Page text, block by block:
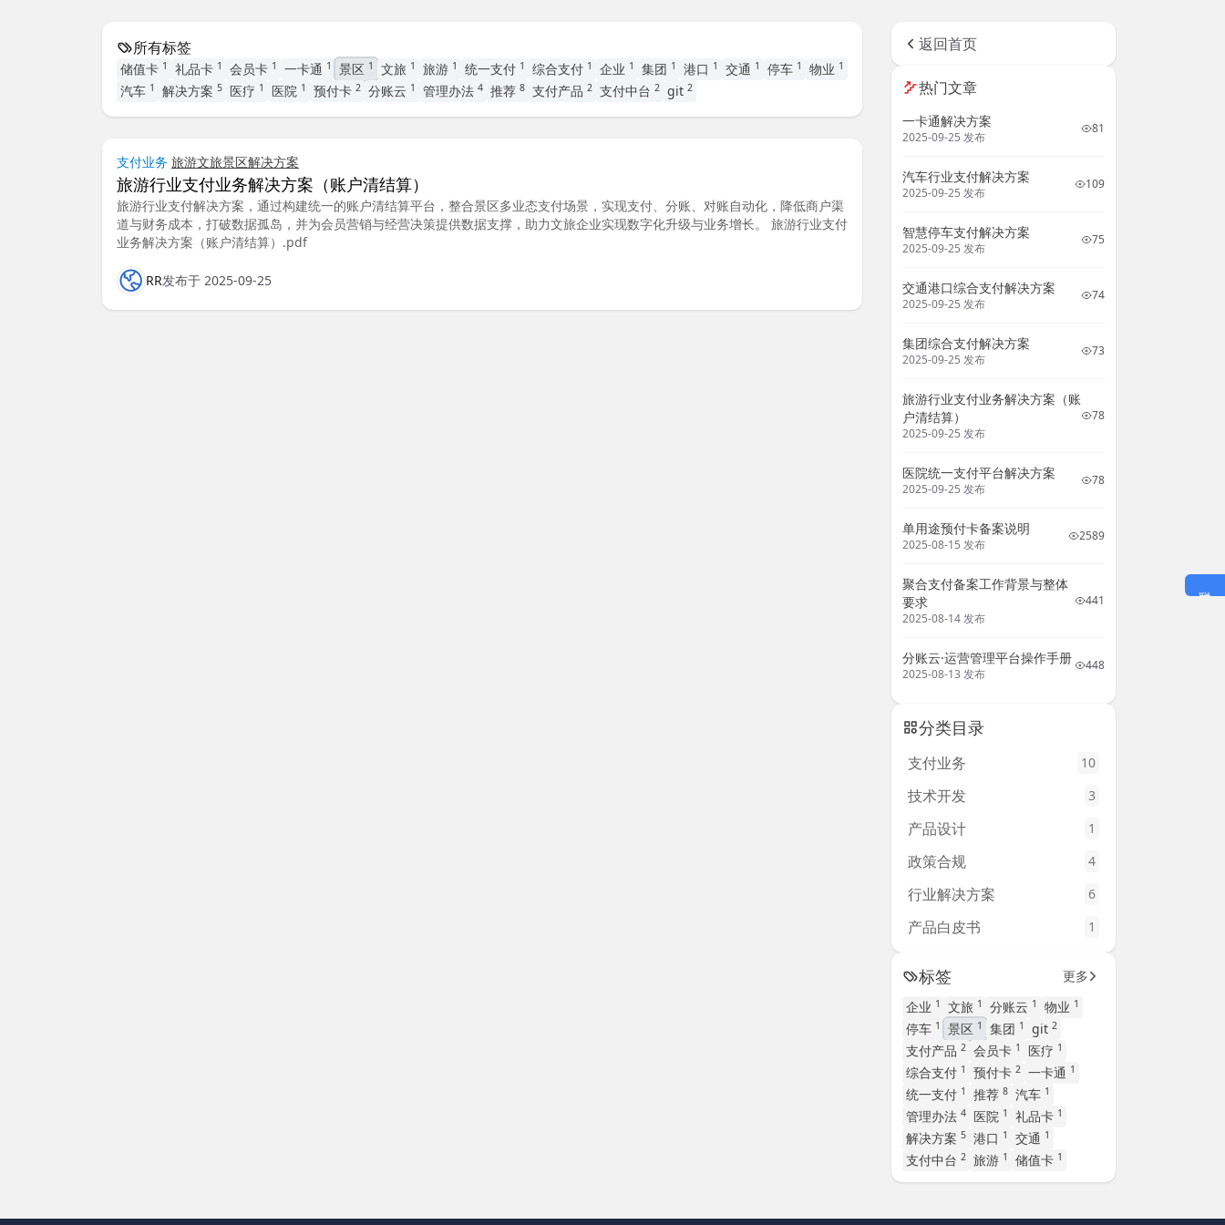
所有标签
储值卡 1 礼品卡 1 会员卡 1 一卡通 1 景区 1 文旅 1 旅游 1 统一支付 1 综合支付 1 企业 1 集团 1 港口 1 交通 1 停车 1 物业 1
汽车 1 解决方案 5 医疗 1 医院 1 预付卡 2 分账云 1 管理办法 4 推荐 8 支付产品 2 支付中台 2 git 2
支付业务 旅游文旅景区解决方案
旅游行业支付业务解决方案（账户清结算）
旅游行业支付解决方案，通过构建统一的账户清结算平台，整合景区多业态支付场景，实现支付、分账、对账自动化，降低商户渠
道与财务成本，打破数据孤岛，并为会员营销与经营决策提供数据支撑，助力文旅企业实现数字化升级与业务增长。 旅游行业支付
业务解决方案（账户清结算）.pdf
RR发布于 2025-09-25
返回首页
热门文章
一卡通解决方案
2025-09-25 发布
81
汽车行业支付解决方案
2025-09-25 发布
109
智慧停车支付解决方案
2025-09-25 发布
75
交通港口综合支付解决方案
2025-09-25 发布
74
集团综合支付解决方案
2025-09-25 发布
73
旅游行业支付业务解决方案（账
户清结算）
2025-09-25 发布
78
医院统一支付平台解决方案
2025-09-25 发布
78
单用途预付卡备案说明
2025-08-15 发布
2589
聚合支付备案工作背景与整体
要求
2025-08-14 发布
441
分账云·运营管理平台操作手册
2025-08-13 发布
448
分类目录
支付业务 10
技术开发 3
产品设计 1
政策合规 4
行业解决方案 6
产品白皮书 1
标签
更多
企业 1 文旅 1 分账云 1 物业 1
停车 1 景区 1 集团 1 git 2
支付产品 2 会员卡 1 医疗 1
综合支付 1 预付卡 2 一卡通 1
统一支付 1 推荐 8 汽车 1
管理办法 4 医院 1 礼品卡 1
解决方案 5 港口 1 交通 1
支付中台 2 旅游 1 储值卡 1